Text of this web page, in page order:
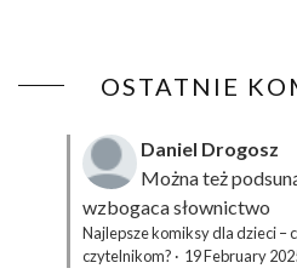
OSTATNIE
Daniel Drogosz
Można też
wzbogaca słownictwo
Najlepsze komiksy dla dzieci –
czytelnikom? · 19 February